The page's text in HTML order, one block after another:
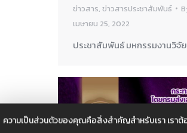
ความเป็นส่วนตัวของคุณคือสิ่งสำคัญสำหรับเรา เราต้
ข่าวสาร, ข่าวสารประชาสัมพันธ์
เมษายน 25, 2022
ประชาสัมพันธ์ มหกรรมงานวิจั